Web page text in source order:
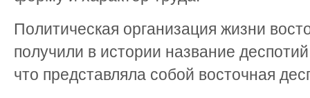
Политическая организация жизни
получили в истории название
что представляла собой восточная